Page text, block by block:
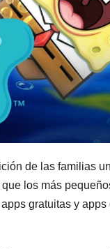
de las familias
los más
gratuitas y